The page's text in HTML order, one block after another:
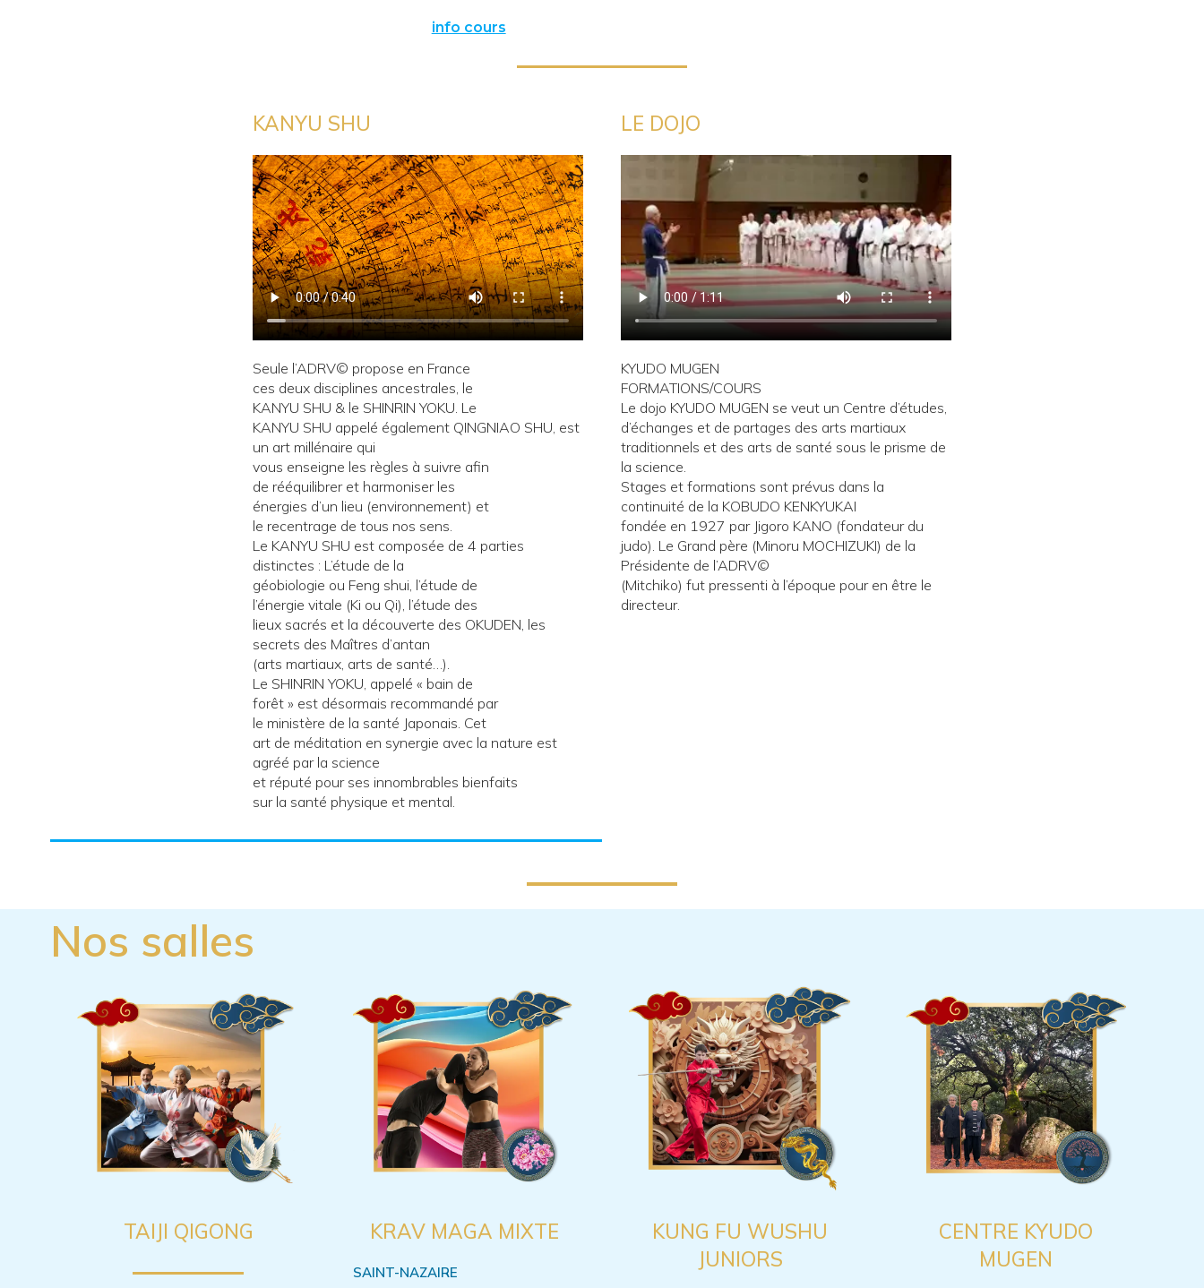
info cours
KANYU SHU
Seule l’ADRV© propose en France
ces deux disciplines ancestrales, le
KANYU SHU & le SHINRIN YOKU. Le
KANYU SHU appelé également QINGNIAO SHU, est
un art millénaire qui
vous enseigne les règles à suivre afin
de rééquilibrer et harmoniser les
énergies d’un lieu (environnement) et
le recentrage de tous nos sens.
Le KANYU SHU est composée de 4 parties
distinctes : L’étude de la
géobiologie ou Feng shui, l’étude de
l’énergie vitale (Ki ou Qi), l’étude des
lieux sacrés et la découverte des OKUDEN, les
secrets des Maîtres d’antan
(arts martiaux, arts de santé…).
Le SHINRIN YOKU, appelé « bain de
forêt » est désormais recommandé par
le ministère de la santé Japonais. Cet
art de méditation en synergie avec la nature est
agréé par la science
et réputé pour ses innombrables bienfaits
sur la santé physique et mental.
LE DOJO
KYUDO MUGEN
FORMATIONS/COURS
Le dojo KYUDO MUGEN se veut un Centre d’études,
d’échanges et de partages des arts martiaux
traditionnels et des arts de santé sous le prisme de
la science.
Stages et formations sont prévus dans la
continuité de la KOBUDO KENKYUKAI
fondée en 1927 par Jigoro KANO (fondateur du
judo). Le Grand père (Minoru MOCHIZUKI) de la
Présidente de l’ADRV©️
(Mitchiko) fut pressenti à l’époque pour en être le
directeur.
Nos salles
TAIJI QIGONG KRAV MAGA MIXTE
SAINT-NAZAIRE
KUNG FU WUSHU
JUNIORS
CENTRE KYUDO
MUGEN